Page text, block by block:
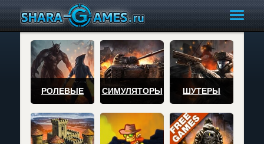
РОЛЕВЫЕ СИМУЛЯТОРЫ ШУТЕРЫ